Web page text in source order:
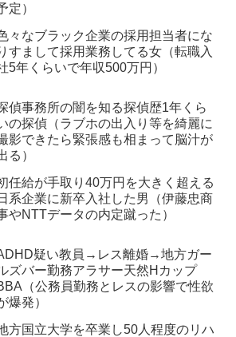
定）
々なブラック企業の採用担当者にな
すまして採用業務してる女（転職入
5年くらいで年収500万円）
偵事務所の闇を知る探偵歴1年くら
の探偵（ラブホの出入り等を綺麗に
影できたら緊張感も相まって脳汁が
る）
任給が手取り40万円を大きく超える
系企業に新卒入社した男（伊藤忠商
やNTTデータの内定蹴った）
疑い教員→レス離婚→地方ガー
ズバー勤務アラサー天然Hカップ
（公務員勤務とレスの影響で性欲
爆発）
方国立大学を卒業し50人程度のリハ